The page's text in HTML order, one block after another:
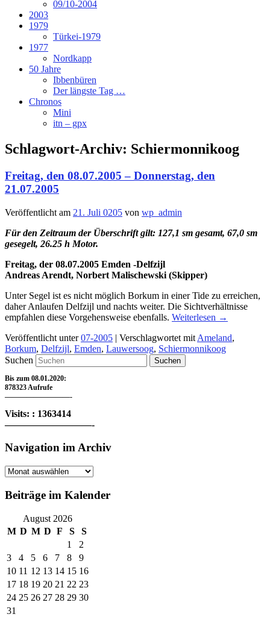
09/10-2004
2003
1979
Türkei-1979
1977
Nordkapp
50 Jahre
Ibbenbüren
Der längste Tag …
Chronos
Mini
itn – gpx
Schlagwort-Archiv: Schiermonnikoog
Freitag, den 08.07.2005 – Donnerstag, den
21.07.2005
Veröffentlicht am 21. Juli 0205 von wp_admin
Für den Zeitraum der Überschrift gilt: 127,1 sm gesamt, 67,0 sm
gesegelt, 26.25 h Motor.
Freitag, der 08.07.2005 Emden -Delfzijl
Andreas Arendt, Norbert Malischewski (Skipper)
Unter Segel ist es nicht möglich Borkum in einer Tide zu erreichen,
daher Anlaufen Delfzijl und nachts weiter. Die Sichtverhältnisse
empfahlen diese Vorgehensweise ebenfalls. Weiterlesen →
Veröffentlicht unter 07-2005 | Verschlagwortet mit Ameland,
Borkum, Delfzijl, Emden, Lauwersoog, Schiermonnikoog
Suchen
Bis zum 08.01.2020:
878323 Aufrufe
—————————-
Visits: : 1363414
—————————-
Navigation im Archiv
Navigation
Archiv
Beiträge im Kalender
August 2026
M D M D F S
S
1
2
3
4 5 6 7 8
9
10 11 12 13 14 15 16
17 18 19 20 21 22 23
24 25 26 27 28 29 30
31